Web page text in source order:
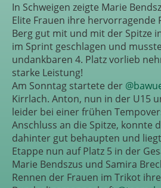
In Schweigen zeigte Marie
Elite Frauen ihre hervorragende
Berg gut mit und mit der Spitze
im Sprint geschlagen und
undankbaren 4. Platz vorlieb
starke Leistung!
Am Sonntag startete der
Kirrlach. Anton, nun in der U15
leider bei einer frühen
Anschluss an die Spitze, konnte
dahinter gut behaupten und
Etappe nun auf Platz 5 in der
Marie Bendszus und Samira
Rennen der Frauen im Trikot